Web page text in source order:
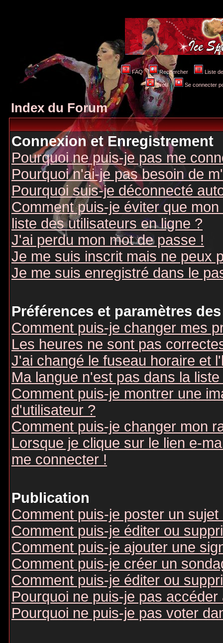
FAQ Rechercher Liste
Profil Se connecter
Index du Forum
Connexion et Enregistrement
Pourquoi ne puis-je pas me
Pourquoi n'ai-je pas besoin de
Pourquoi suis-je déconnecté
Comment puis-je éviter que
liste des utilisateurs en ligne ?
J'ai perdu mon mot de passe !
Je me suis inscrit mais ne peux
Je me suis enregistré dans le
Préférences et paramètres
Comment puis-je changer mes
Les heures ne sont pas
J'ai changé le fuseau horaire et
Ma langue n'est pas dans la liste
Comment puis-je montrer une
d'utilisateur ?
Comment puis-je changer mon
Lorsque je clique sur le lien e-
me connecter !
Publication
Comment puis-je poster un
Comment puis-je éditer ou
Comment puis-je ajouter une
Comment puis-je créer un
Comment puis-je éditer ou
Pourquoi ne puis-je pas accéder
Pourquoi ne puis-je pas voter